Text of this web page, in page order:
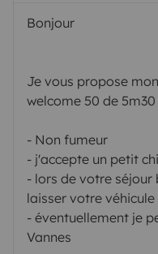
Bonjour
Je vous propose
welcome 50 de
- Non fumeur
- j'accepte un petit
- lors de votre séjour
laisser votre véhicule
- éventuellement je
Vannes